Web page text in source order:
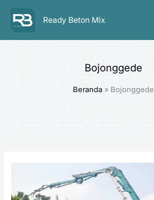
konten
Ready Beton Mix
Bojonggede
Beranda Bojonggede